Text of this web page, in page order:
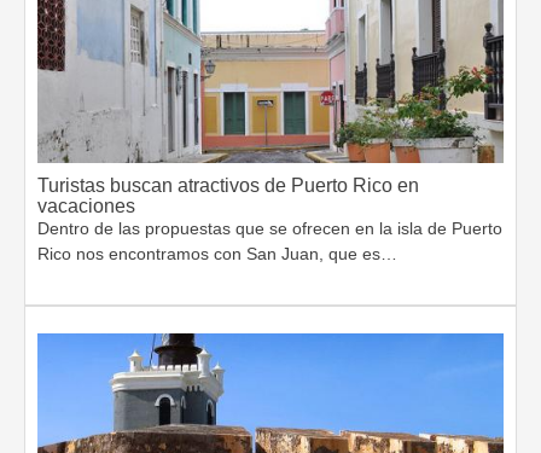
Turistas buscan atractivos de Puerto Rico en
vacaciones
Dentro de las propuestas que se ofrecen en la isla de Puerto
Rico nos encontramos con San Juan, que es…